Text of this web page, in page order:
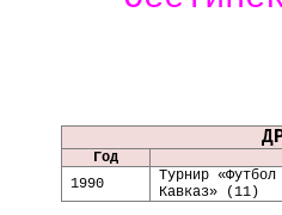
Год
1990
Турнир
Кавказ» (11)